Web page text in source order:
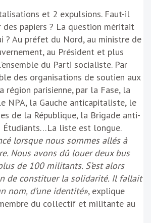
et 2 expulsions. Faut-il
des papiers ? La question méritait
? Au préfet du Nord, au ministre de
au Président et plus
du Parti socialiste. Par
des organisations de soutien aux
région parisienne, par la Fase, la
NPA, la Gauche anticapitaliste, le
de la République, la Brigade anti-
Étudiants…La liste est longue.
lorsque nous sommes allés à
Nous avons dû louer deux bus
de 100 militants. S’est alors
de constituer la solidarité. Il fallait
nom, d’une identité», explique
du collectif et militante au